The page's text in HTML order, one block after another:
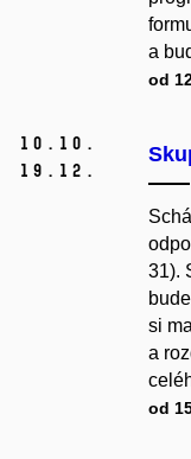
a
od
10. 10.
19. 12.
31).
si
a
od